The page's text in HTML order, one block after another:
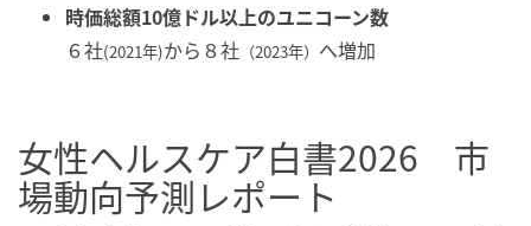
時価総額10億ドル以上のユニコーン数
６社(2021年)から８社 （2023年） へ増加
女性ヘルスケア白書2026 市
場動向予測レポート